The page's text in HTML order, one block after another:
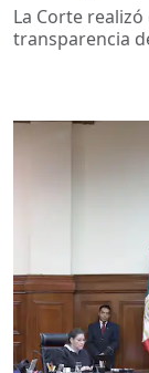
La Corte
transparencia